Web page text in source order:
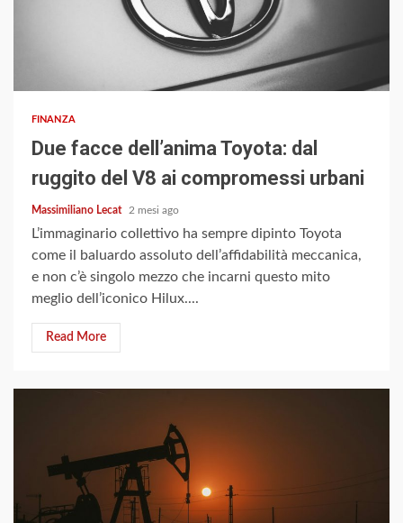
FINANZA
Due facce dell’anima Toyota: dal
ruggito del V8 ai compromessi urbani
Massimiliano Lecat 2 mesi ago
L’immaginario collettivo ha sempre dipinto Toyota
come il baluardo assoluto dell’affidabilità meccanica,
e non c’è singolo mezzo che incarni questo mito
meglio dell’iconico Hilux....
Read More